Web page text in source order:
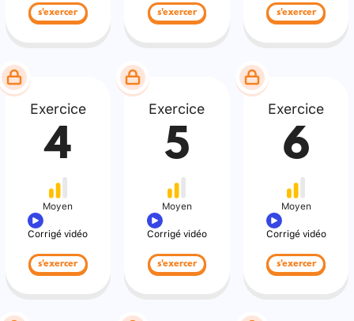
s'exercer s'exercer s'exercer
Exercice
4
Moyen
Corrigé vidéo
s'exercer
Exercice
5
Moyen
Corrigé vidéo
s'exercer
Exercice
6
Moyen
Corrigé vidéo
s'exercer